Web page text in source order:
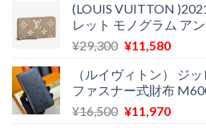
価
格
は
で
た。
の
価
格
で
す。
(LOUIS VUITTON
レット モノグラム ア
¥29,300 元
価
格
は
¥11,580現
の
価
格
（ルイヴィトン） ジ
ファスナー式財布
¥16,500 元
¥11,970現